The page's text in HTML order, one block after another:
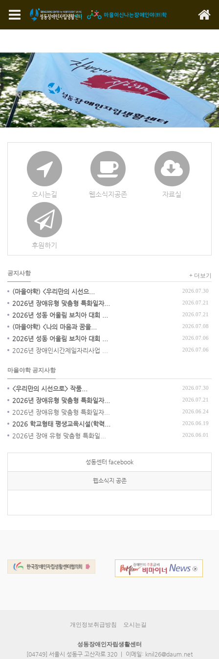
오시는길 웹소식지공존 자료실
후원하기
공지사항 + 더보기
(마을야학) <우리만의 시선으... 2026.07.30
2026년 장애유형 맞춤형 특화일자... 2026.07.21
2026년 성동 어울림 보치아 대회 ... 2026.07.21
(마을야학) <나의 마음과 꿈을... 2026.07.08
2026년 성동 어울림 보치아 대회 ... 2026.07.06
2026년 장애인시간제일자리사업 ... 2026.07.06
마을야학 공지사항
<우리만의 시선으로> 작품... 2026.07.30
2026년 장애유형 맞춤형 특화일자... 2026.07.21
2026년 장애유형 맞춤형 특화일자... 2026.06.24
2026 학교형태 평생교육시설(학력... 2026.06.19
2026년 장애 유형 맞춤형 특화일... 2026.06.01
성동센터 facebook
웹소식지 공존
개인정보취급방침 오시는길
성동장애인자립생활센터
[04749] 서울시 성동구 고산자로 320 ｜ 이메일: knil26@daum.net